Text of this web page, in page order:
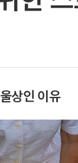
상인 이유